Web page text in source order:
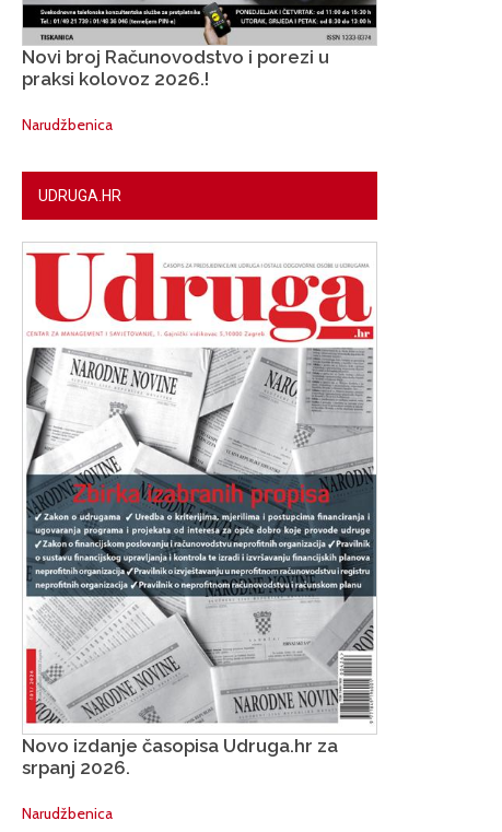
Novi broj Računovodstvo i porezi u
praksi kolovoz 2026.!
Narudžbenica
UDRUGA.HR
Novo izdanje časopisa Udruga.hr za
srpanj 2026.
Narudžbenica